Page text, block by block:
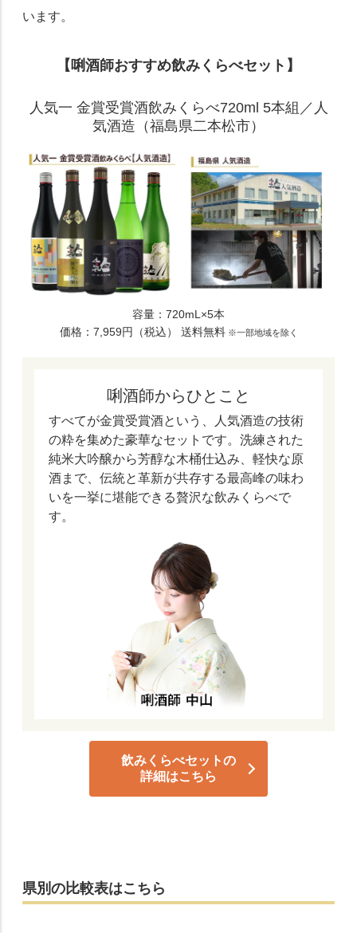
います。
【唎酒師おすすめ飲みくらべセット】
人気一 金賞受賞酒飲みくらべ720ml 5本組／人
気酒造（福島県二本松市）
容量：720mL×5本
価格：7,959円（税込） 送料無料※一部地域を除く
唎酒師からひとこと
すべてが金賞受賞酒という、人気酒造の技術
の粋を集めた豪華なセットです。洗練された
純米大吟醸から芳醇な木桶仕込み、軽快な原
酒まで、伝統と革新が共存する最高峰の味わ
いを一挙に堪能できる贅沢な飲みくらべで
す。
飲みくらべセットの
詳細はこちら
県別の比較表はこちら